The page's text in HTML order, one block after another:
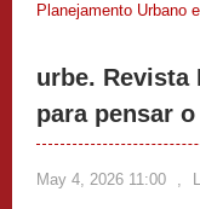
Planejamento Urbano
urbe. Revista
para pensar
May 4, 2026 11:00 ,